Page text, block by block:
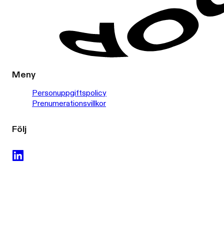
Meny
Personuppgiftspolicy
Prenumerationsvillkor
Följ